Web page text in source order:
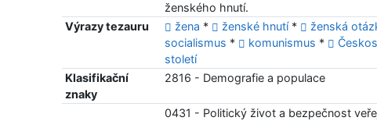
ženského hnutí.
Výrazy tezauru
žena * ženské hnutí* ženská
socialismus * komunismus *
století
Klasifikační
znaky
2816 - Demografie a populace
0431 - Politický život a bezpečnost